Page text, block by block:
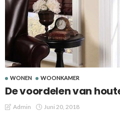
WONEN WOONKAMER
De voordelen van
Admin Juni 20, 2018